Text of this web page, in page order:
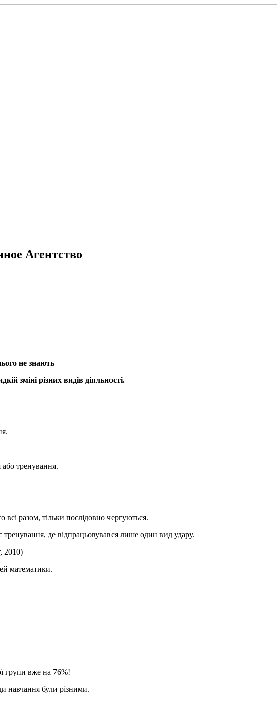
Агентство
не знають
зміні різних видів діяльності.
або тренування.
разом, тільки послідовно чергуються.
тренування, де відпрацьовувався лише один вид удару.
2010)
математики.
групи вже на 76%!
навчання були різними.